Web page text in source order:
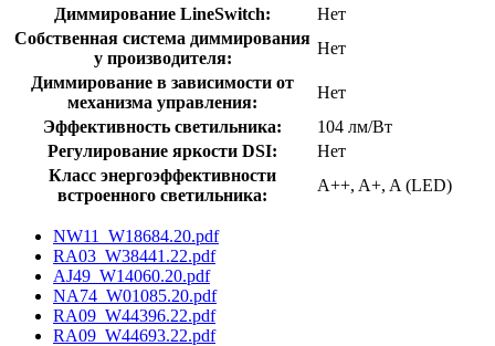
Диммирование LineSwitch:
Нет
Собственная система диммирования
у производителя:
Нет
Диммирование в зависимости от
механизма управления:
Нет
Эффективность светильника:
104 лм/Вт
Регулирование яркости DSI:
Нет
Класс энергоэффективности
встроенного светильника:
A++, A+, A (LED)
NW11_W18684.20.pdf
RA03_W38441.22.pdf
AJ49_W14060.20.pdf
NA74_W01085.20.pdf
RA09_W44396.22.pdf
RA09_W44693.22.pdf